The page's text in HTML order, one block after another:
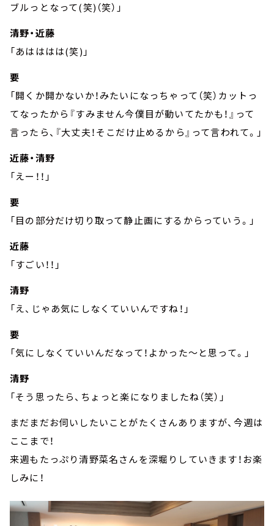
ブルっとなって(笑)（笑）」
清野・近藤
「あはははは(笑)」
要
「開くか開かないか！みたいになっちゃって（笑）カットっ
てなったから『すみません今僕目が動いてたかも！』って
言ったら、『大丈夫！そこだけ止めるから』って言われて。」
近藤・清野
「えー！！」
要
「目の部分だけ切り取って静止画にするからっていう。」
近藤
「すごい！！」
清野
「え、じゃあ気にしなくていいんですね！」
要
「気にしなくていいんだなって！よかった～と思って。」
清野
「そう思ったら、ちょっと楽になりましたね（笑）」
まだまだお伺いしたいことがたくさんありますが、今週は
ここまで！
来週もたっぷり清野菜名さんを深堀りしていきます！お楽
しみに！